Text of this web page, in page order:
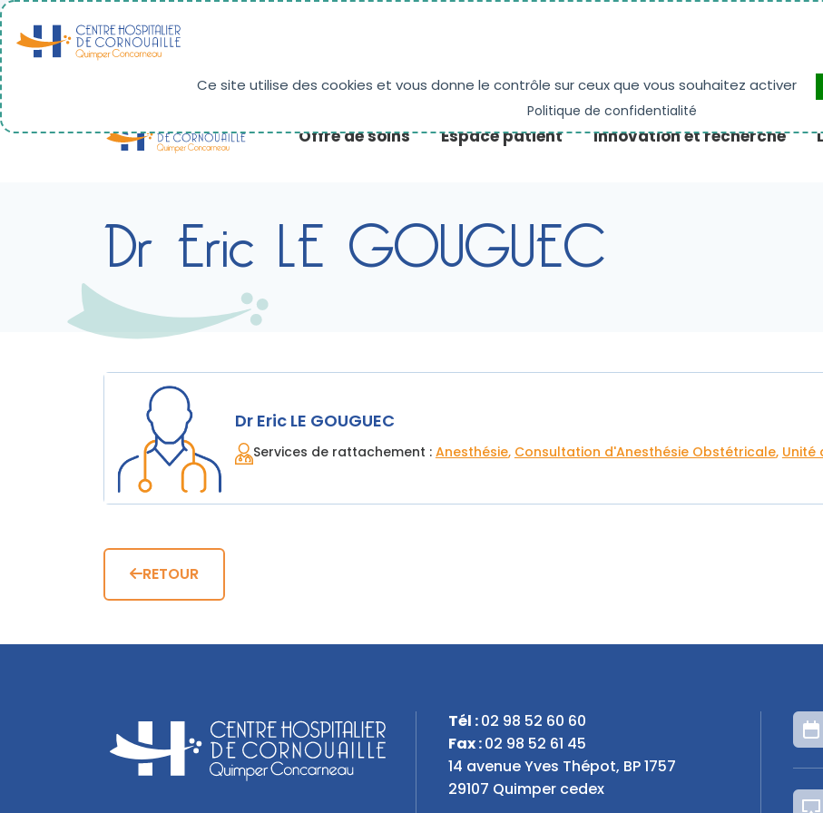
RÉSULTATS D'IMAGERIE
Offre de soins Espace patient Innovation et recherche
Dr Eric LE GOUGUEC
Dr Eric LE GOUGUEC
Services de rattachement : Anesthésie Consultation d'Anesthésie Obstétricale Unité
RETOUR
Tél : 02 98 52 60 60
Fax : 02 98 52 61 45
14 avenue Yves Thépot, BP 1757
29107 Quimper cedex
Panneau de gestion des cookies
Ce site utilise des cookies et vous donne le contrôle sur ceux que vous souhaitez activer
Politique de confidentialité